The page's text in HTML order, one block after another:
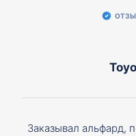
Заказывал альфард,